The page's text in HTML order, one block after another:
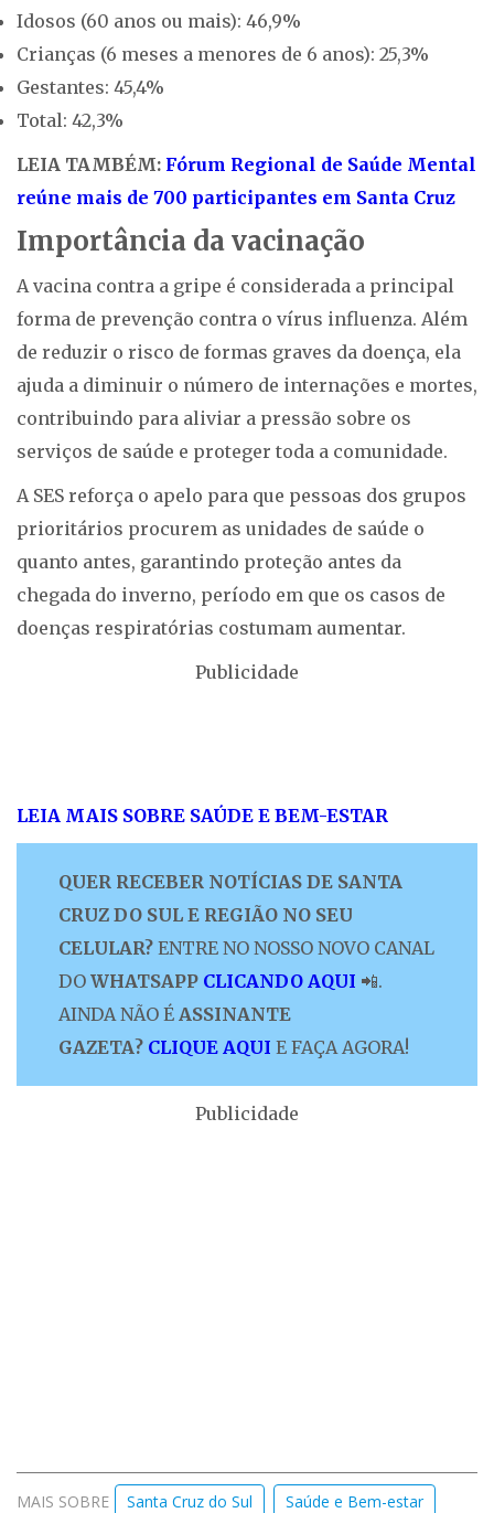
Idosos (60 anos ou mais): 46,9%
Crianças (6 meses a menores de 6 anos): 25,3%
Gestantes: 45,4%
Total: 42,3%
LEIA TAMBÉM: Fórum Regional de Saúde Mental
reúne mais de 700 participantes em Santa Cruz
Importância da vacinação
A vacina contra a gripe é considerada a principal
forma de prevenção contra o vírus influenza. Além
de reduzir o risco de formas graves da doença, ela
ajuda a diminuir o número de internações e mortes,
contribuindo para aliviar a pressão sobre os
serviços de saúde e proteger toda a comunidade.
A SES reforça o apelo para que pessoas dos grupos
prioritários procurem as unidades de saúde o
quanto antes, garantindo proteção antes da
chegada do inverno, período em que os casos de
doenças respiratórias costumam aumentar.
Publicidade
LEIA MAIS SOBRE SAÚDE E BEM-ESTAR
QUER RECEBER NOTÍCIAS DE SANTA
CRUZ DO SUL E REGIÃO NO SEU
CELULAR? ENTRE NO NOSSO NOVO CANAL
DO WHATSAPP CLICANDO AQUI 📲.
AINDA NÃO É ASSINANTE
GAZETA? CLIQUE AQUI E FAÇA AGORA!
Publicidade
MAIS SOBRE Santa Cruz do Sul Saúde e Bem-estar